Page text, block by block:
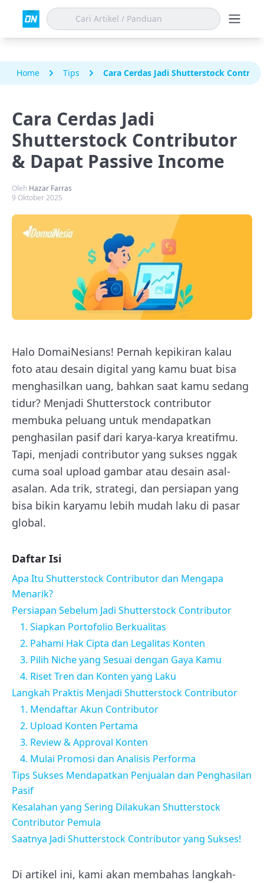
Home Tips Cara Cerdas Jadi Shutterstock
Cara Cerdas Jadi
Shutterstock Contributor
& Dapat Passive Income
Oleh Hazar Farras
9 Oktober 2025
Halo DomaiNesians! Pernah kepikiran kalau
foto atau desain digital yang kamu buat bisa
menghasilkan uang, bahkan saat kamu sedang
tidur? Menjadi Shutterstock contributor
membuka peluang untuk mendapatkan
penghasilan pasif dari karya-karya kreatifmu.
Tapi, menjadi contributor yang sukses nggak
cuma soal upload gambar atau desain asal-
asalan. Ada trik, strategi, dan persiapan yang
bisa bikin karyamu lebih mudah laku di pasar
global.
Daftar Isi
Apa Itu Shutterstock Contributor dan Mengapa
Menarik?
Persiapan Sebelum Jadi Shutterstock Contributor
1. Siapkan Portofolio Berkualitas
2. Pahami Hak Cipta dan Legalitas Konten
3. Pilih Niche yang Sesuai dengan Gaya Kamu
4. Riset Tren dan Konten yang Laku
Langkah Praktis Menjadi Shutterstock Contributor
1. Mendaftar Akun Contributor
2. Upload Konten Pertama
3. Review & Approval Konten
4. Mulai Promosi dan Analisis Performa
Tips Sukses Mendapatkan Penjualan dan Penghasilan
Pasif
Kesalahan yang Sering Dilakukan Shutterstock
Contributor Pemula
Saatnya Jadi Shutterstock Contributor yang Sukses!
Di artikel ini, kami akan membahas langkah-